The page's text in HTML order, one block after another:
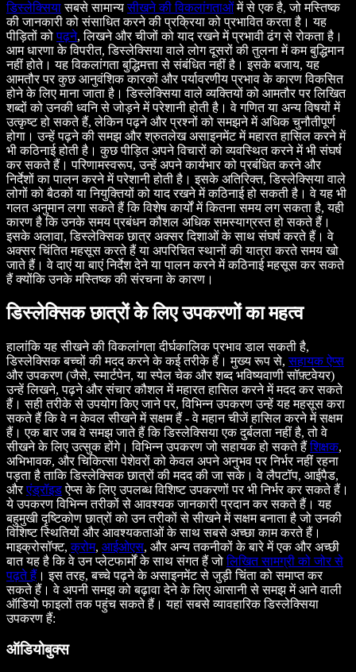
डिस्लेक्सियासबसे सामान्यसीखने की विकलांगताओंमें से एक है, जो मस्तिष्क
की जानकारी को संसाधित करने की प्रक्रिया को प्रभावित करता है। यह
पीड़ितों कोपढ़ने, लिखने और चीजों को याद रखने में प्रभावी ढंग से रोकता है।
आम धारणा के विपरीत, डिस्लेक्सिया वाले लोग दूसरों की तुलना में कम बुद्धिमान
नहीं होते। यह विकलांगता बुद्धिमत्ता से संबंधित नहीं है। इसके बजाय, यह
आमतौर पर कुछ आनुवंशिक कारकों और पर्यावरणीय प्रभाव के कारण विकसित
होने के लिए माना जाता है। डिस्लेक्सिया वाले व्यक्तियों को आमतौर पर लिखित
शब्दों को उनकी ध्वनि से जोड़ने में परेशानी होती है। वे गणित या अन्य विषयों में
उत्कृष्ट हो सकते हैं, लेकिन पढ़ने और प्रश्नों को समझने में अधिक चुनौतीपूर्ण
होगा। उन्हें पढ़ने की समझ और श्रुतलेख असाइनमेंट में महारत हासिल करने में
भी कठिनाई होती है। कुछ पीड़ित अपने विचारों को व्यवस्थित करने में भी संघर्ष
कर सकते हैं। परिणामस्वरूप, उन्हें अपने कार्यभार को प्रबंधित करने और
निर्देशों का पालन करने में परेशानी होती है। इसके अतिरिक्त, डिस्लेक्सिया वाले
लोगों को बैठकों या नियुक्तियों को याद रखने में कठिनाई हो सकती है। वे यह भी
गलत अनुमान लगा सकते हैं कि विशेष कार्यों में कितना समय लग सकता है, यही
कारण है कि उनके समय प्रबंधन कौशल अधिक समस्याग्रस्त हो सकते हैं।
इसके अलावा, डिस्लेक्सिक छात्र अक्सर दिशाओं के साथ संघर्ष करते हैं। वे
अक्सर चिंतित महसूस करते हैं या अपरिचित स्थानों की यात्रा करते समय खो
जाते हैं। वे दाएं या बाएं निर्देश देने या पालन करने में कठिनाई महसूस कर सकते
हैं क्योंकि उनके मस्तिष्क की संरचना के कारण।
डिस्लेक्सिक छात्रों के लिए उपकरणों का महत्व
हालांकि यह सीखने की विकलांगता दीर्घकालिक प्रभाव डाल सकती है,
डिस्लेक्सिक बच्चों की मदद करने के कई तरीके हैं। मुख्य रूप से,सहायक ऐप्स
और उपकरण (जैसे, स्मार्टपेन, या स्पेल चेक और शब्द भविष्यवाणी सॉफ़्टवेयर)
उन्हें लिखने, पढ़ने और संचार कौशल में महारत हासिल करने में मदद कर सकते
हैं। सही तरीके से उपयोग किए जाने पर, विभिन्न उपकरण उन्हें यह महसूस करा
सकते हैं कि वे न केवल सीखने में सक्षम हैं - वे महान चीजें हासिल करने में सक्षम
हैं। एक बार जब वे समझ जाते हैं कि डिस्लेक्सिया एक दुर्बलता नहीं है, तो वे
सीखने के लिए उत्सुक होंगे। विभिन्न उपकरण जो सहायक हो सकते हैंशिक्षक,
अभिभावक, और चिकित्सा पेशेवरों को केवल अपने अनुभव पर निर्भर नहीं रहना
पड़ता है ताकि डिस्लेक्सिक छात्रों की मदद की जा सके। वे लैपटॉप, आईपैड,
औरएंड्रॉइडऐप्स के लिए उपलब्ध विशिष्ट उपकरणों पर भी निर्भर कर सकते हैं।
ये उपकरण विभिन्न तरीकों से आवश्यक जानकारी प्रदान कर सकते हैं। यह
बहुमुखी दृष्टिकोण छात्रों को उन तरीकों से सीखने में सक्षम बनाता है जो उनकी
विशिष्ट स्थितियों और आवश्यकताओं के साथ सबसे अच्छा काम करते हैं।
माइक्रोसॉफ्ट,क्रोम, आईओएस, और अन्य तकनीकों के बारे में एक और अच्छी
बात यह है कि वे उन प्लेटफार्मों के साथ संगत हैं जोलिखित सामग्री को जोर से
पढ़ते हैं । इस तरह, बच्चे पढ़ने के असाइनमेंट से जुड़ी चिंता को समाप्त कर
सकते हैं। वे अपनी समझ को बढ़ावा देने के लिए आसानी से समझ में आने वाली
ऑडियो फाइलों तक पहुंच सकते हैं। यहां सबसे व्यावहारिक डिस्लेक्सिया
उपकरण हैं:
ऑडियोबुक्स